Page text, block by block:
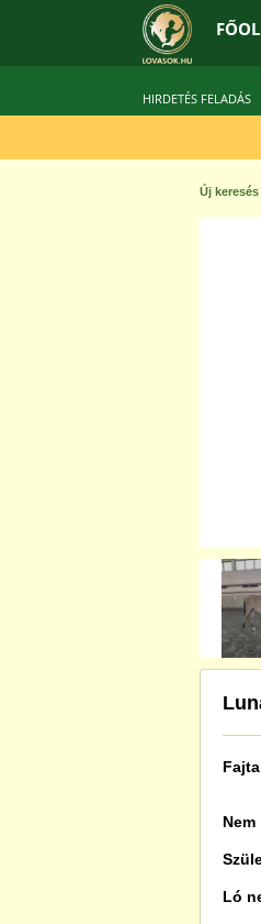
HIRDETÉS FELADÁS
Új
Fajta
Nem
Ló